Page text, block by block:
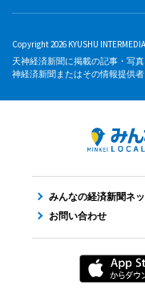
Copyright 2026 KYUSHU
天神経済新聞に掲載の記事・写
神経済新聞またはその情報提供者
みんなの経済新聞ネ
お問い合わせ